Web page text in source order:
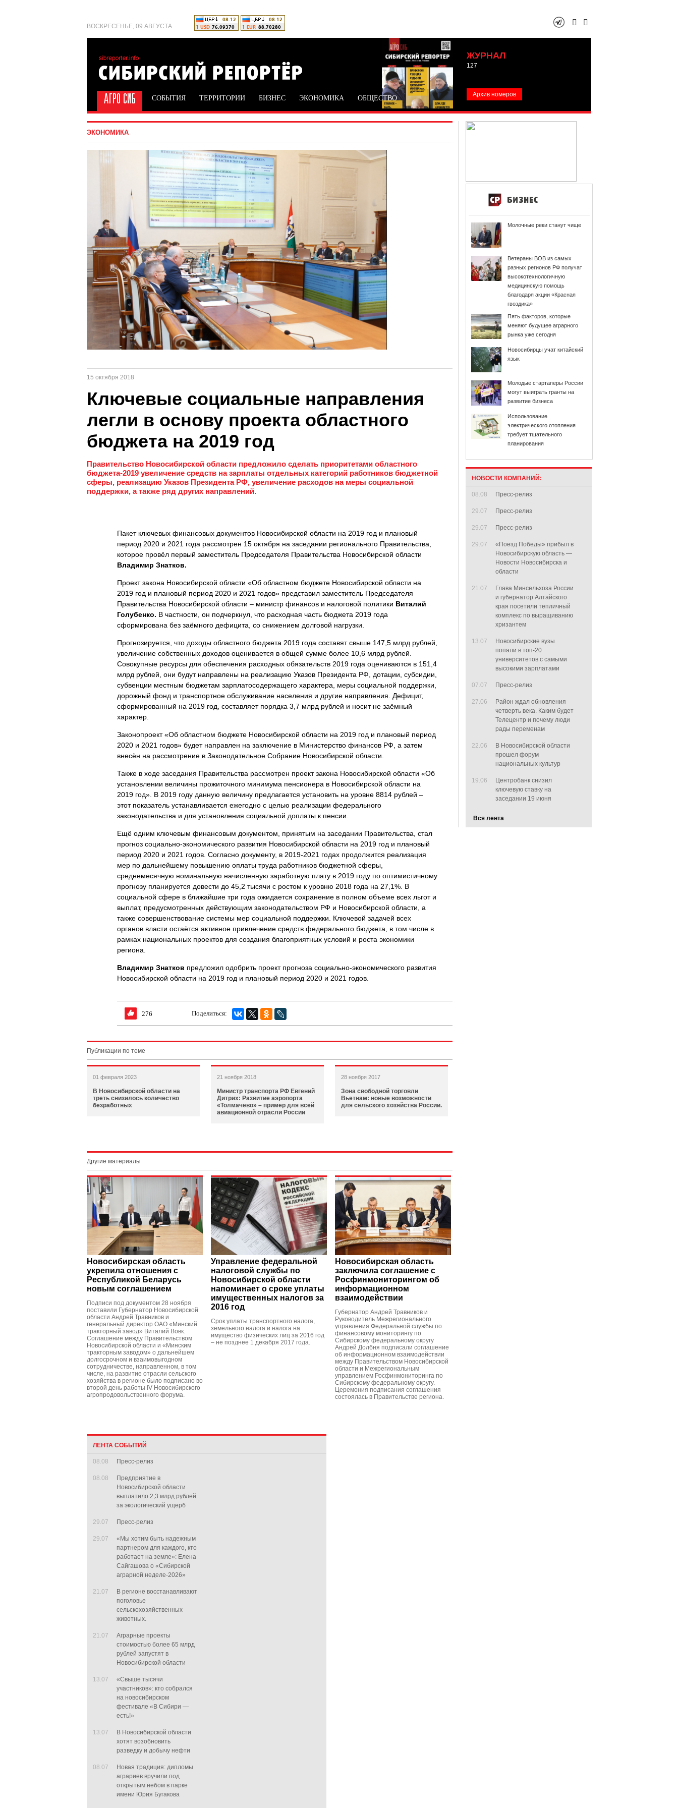
ВОСКРЕСЕНЬЕ, 09 АВГУСТА
ЖУРНАЛ
127
Архив номеров
СОБЫТИЯ ТЕРРИТОРИИ БИЗНЕС ЭКОНОМИКА ОБЩЕСТВО
ЭКОНОМИКА
15 октября 2018
Ключевые социальные направления
легли в основу проекта областного
бюджета на 2019 год
Правительство Новосибирской области предложило сделать приоритетами областного
бюджета-2019 увеличение средств на зарплаты отдельных категорий работников бюджетной
сферы, реализацию Указов Президента РФ, увеличение расходов на меры социальной
поддержки, а также ряд других направлений.
Пакет ключевых финансовых документов Новосибирской области на 2019 год и плановый
период 2020 и 2021 года рассмотрен 15 октября на заседании регионального Правительства,
которое провёл первый заместитель Председателя Правительства Новосибирской области
Владимир Знатков.
Проект закона Новосибирской области «Об областном бюджете Новосибирской области на
2019 год и плановый период 2020 и 2021 годов» представил заместитель Председателя
Правительства Новосибирской области – министр финансов и налоговой политики Виталий
Голубенко. В частности, он подчеркнул, что расходная часть бюджета 2019 года
сформирована без заёмного дефицита, со снижением долговой нагрузки.
Прогнозируется, что доходы областного бюджета 2019 года составят свыше 147,5 млрд рублей,
увеличение собственных доходов оценивается в общей сумме более 10,6 млрд рублей.
Совокупные ресурсы для обеспечения расходных обязательств 2019 года оцениваются в 151,4
млрд рублей, они будут направлены на реализацию Указов Президента РФ, дотации, субсидии,
субвенции местным бюджетам зарплатосодержащего характера, меры социальной поддержки,
дорожный фонд и транспортное обслуживание населения и другие направления. Дефицит,
сформированный на 2019 год, составляет порядка 3,7 млрд рублей и носит не заёмный
характер.
Законопроект «Об областном бюджете Новосибирской области на 2019 год и плановый период
2020 и 2021 годов» будет направлен на заключение в Министерство финансов РФ, а затем
внесён на рассмотрение в Законодательное Собрание Новосибирской области.
Также в ходе заседания Правительства рассмотрен проект закона Новосибирской области «Об
установлении величины прожиточного минимума пенсионера в Новосибирской области на
2019 год». В 2019 году данную величину предлагается установить на уровне 8814 рублей –
этот показатель устанавливается ежегодно с целью реализации федерального
законодательства и для установления социальной доплаты к пенсии.
Ещё одним ключевым финансовым документом, принятым на заседании Правительства, стал
прогноз социально-экономического развития Новосибирской области на 2019 год и плановый
период 2020 и 2021 годов. Согласно документу, в 2019-2021 годах продолжится реализация
мер по дальнейшему повышению оплаты труда работников бюджетной сферы,
среднемесячную номинальную начисленную заработную плату в 2019 году по оптимистичному
прогнозу планируется довести до 45,2 тысячи с ростом к уровню 2018 года на 27,1%. В
социальной сфере в ближайшие три года ожидается сохранение в полном объеме всех льгот и
выплат, предусмотренных действующим законодательством РФ и Новосибирской области, а
также совершенствование системы мер социальной поддержки. Ключевой задачей всех
органов власти остаётся активное привлечение средств федерального бюджета, в том числе в
рамках национальных проектов для создания благоприятных условий и роста экономики
региона.
Владимир Знатков предложил одобрить проект прогноза социально-экономического развития
Новосибирской области на 2019 год и плановый период 2020 и 2021 годов.
276 Поделиться:
Публикации по теме
01 февраля 2023
В Новосибирской области на
треть снизилось количество
безработных
21 ноября 2018
Министр транспорта РФ Евгений
Дитрих: Развитие аэропорта
«Толмачёво» – пример для всей
авиационной отрасли России
28 ноября 2017
Зона свободной торговли
Вьетнам: новые возможности
для сельского хозяйства России.
Другие материалы
Новосибирская область
укрепила отношения с
Республикой Беларусь
новым соглашением
Подписи под документом 28 ноября
поставили Губернатор Новосибирской
области Андрей Травников и
генеральный директор ОАО «Минский
тракторный завод» Виталий Вовк.
Соглашение между Правительством
Новосибирской области и «Минским
тракторным заводом» о дальнейшем
долгосрочном и взаимовыгодном
сотрудничестве, направленном, в том
числе, на развитие отрасли сельского
хозяйства в регионе было подписано во
второй день работы IV Новосибирского
агропродовольственного форума.
Управление федеральной
налоговой службы по
Новосибирской области
напоминает о сроке уплаты
имущественных налогов за
2016 год
Срок уплаты транспортного налога,
земельного налога и налога на
имущество физических лиц за 2016 год
– не позднее 1 декабря 2017 года.
Новосибирская область
заключила соглашение с
Росфинмониторингом об
информационном
взаимодействии
Губернатор Андрей Травников и
Руководитель Межрегионального
управления Федеральной службы по
финансовому мониторингу по
Сибирскому федеральному округу
Андрей Долбня подписали соглашение
об информационном взаимодействии
между Правительством Новосибирской
области и Межрегиональным
управлением Росфинмониторинга по
Сибирскому федеральному округу.
Церемония подписания соглашения
состоялась в Правительстве региона.
ЛЕНТА СОБЫТИЙ
08.08 Пресс-релиз
08.08
Предприятие в
Новосибирской области
выплатило 2,3 млрд рублей
за экологический ущерб
29.07 Пресс-релиз
29.07
«Мы хотим быть надежным
партнером для каждого, кто
работает на земле»: Елена
Сайгашова о «Сибирской
аграрной неделе-2026»
21.07
В регионе восстанавливают
поголовье
сельскохозяйственных
животных.
21.07
Аграрные проекты
стоимостью более 65 млрд
рублей запустят в
Новосибирской области
13.07
«Свыше тысячи
участников»: кто собрался
на новосибирском
фестивале «В Сибири —
есть!»
13.07
В Новосибирской области
хотят возобновить
разведку и добычу нефти
08.07
Новая традиция: дипломы
аграриев вручили под
открытым небом в парке
имени Юрия Бугакова
Молочные реки станут чище
Ветераны ВОВ из самых
разных регионов РФ получат
высокотехнологичную
медицинскую помощь
благодаря акции «Красная
гвоздика»
Пять факторов, которые
меняют будущее аграрного
рынка уже сегодня
Новосибирцы учат китайский
язык
Молодые стартаперы России
могут выиграть гранты на
развитие бизнеса
Использование
электрического отопления
требует тщательного
планирования
НОВОСТИ КОМПАНИЙ:
08.08 Пресс-релиз
29.07 Пресс-релиз
29.07 Пресс-релиз
29.07
«Поезд Победы» прибыл в
Новосибирскую область —
Новости Новосибирска и
области
21.07
Глава Минсельхоза России
и губернатор Алтайского
края посетили тепличный
комплекс по выращиванию
хризантем
13.07
Новосибирские вузы
попали в топ-20
университетов с самыми
высокими зарплатами
07.07 Пресс-релиз
27.06
Район ждал обновления
четверть века. Каким будет
Телецентр и почему люди
рады переменам
22.06
В Новосибирской области
прошел форум
национальных культур
19.06
Центробанк снизил
ключевую ставку на
заседании 19 июня
Вся лента